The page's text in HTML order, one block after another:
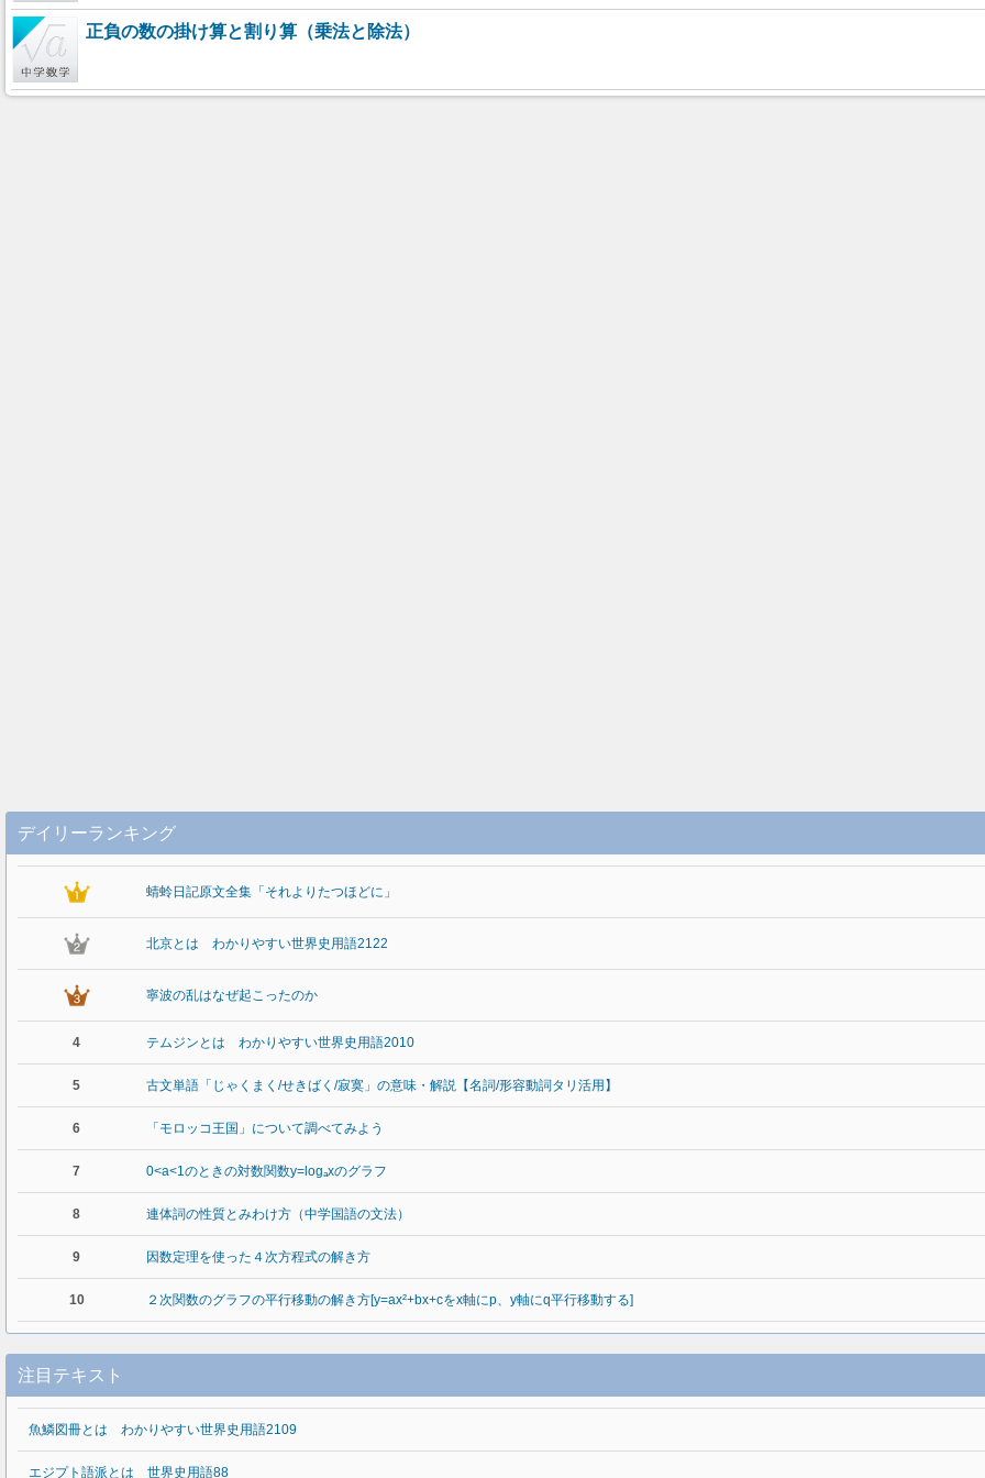
正負の数の掛け算と割り算（乗法と除法）
デイリーランキング
蜻蛉日記原文全集「それよりたつほどに」
北京とは わかりやすい世界史用語2122
寧波の乱はなぜ起こったのか
4 テムジンとは わかりやすい世界史用語2010
5 古文単語「じゃくまく/せきばく/寂寞」の意味・解説【名詞/形容動詞タリ活用】
6 「モロッコ王国」について調べてみよう
7 0<a<1のときの対数関数y=logₐxのグラフ
8 連体詞の性質とみわけ方（中学国語の文法）
9 因数定理を使った４次方程式の解き方
10 ２次関数のグラフの平行移動の解き方[y=ax²+bx+cをx軸にp、y軸にq平行移動する]
注目テキスト
魚鱗図冊とは わかりやすい世界史用語2109
エジプト語派とは 世界史用語88